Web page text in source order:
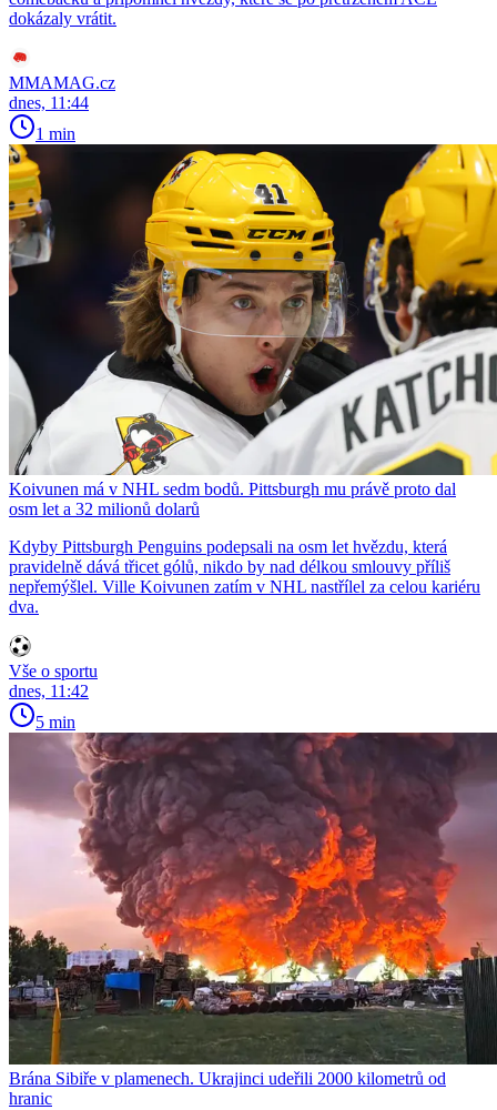
dokázaly vrátit.
MMAMAG.cz
dnes, 11:44
1 min
Koivunen má v NHL sedm bodů. Pittsburgh mu právě proto dal
osm let a 32 milionů dolarů
Kdyby Pittsburgh Penguins podepsali na osm let hvězdu, která
pravidelně dává třicet gólů, nikdo by nad délkou smlouvy příliš
nepřemýšlel. Ville Koivunen zatím v NHL nastřílel za celou kariéru
dva.
Vše o sportu
dnes, 11:42
5 min
Brána Sibiře v plamenech. Ukrajinci udeřili 2000 kilometrů od
hranic